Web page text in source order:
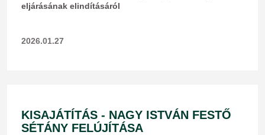
eljárásának elindításáról
2026.01.27
KISAJÁTÍTÁS - NAGY ISTVÁN FESTŐ
SÉTÁNY FELÚJÍTÁSA